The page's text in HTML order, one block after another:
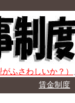
ふさわしいか？）
賃金制度